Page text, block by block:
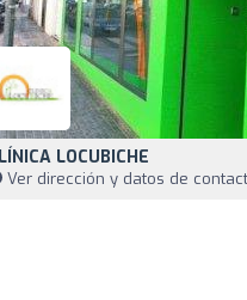
LOCUBICHE
Ver dirección y datos de